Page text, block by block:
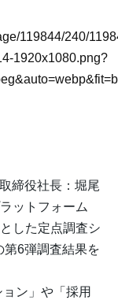
119844/240/
1920x1080.png?
締役社長：堀尾
ットフォーム
した定点調査シ
6弾調査結果を
ン」や「採用